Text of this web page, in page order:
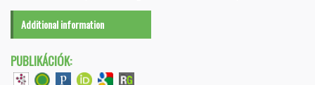
Additional information
PUBLIKÁCIÓK: